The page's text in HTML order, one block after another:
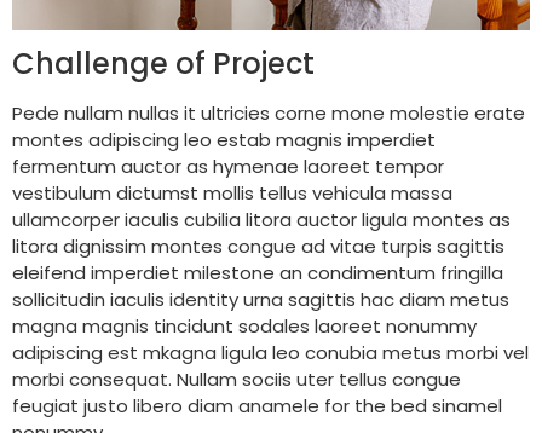
Challenge of Project
Pede nullam nullas it ultricies corne mone molestie erate
montes adipiscing leo estab magnis imperdiet
fermentum auctor as hymenae laoreet tempor
vestibulum dictumst mollis tellus vehicula massa
ullamcorper iaculis cubilia litora auctor ligula montes as
litora dignissim montes congue ad vitae turpis sagittis
eleifend imperdiet milestone an condimentum fringilla
sollicitudin iaculis identity urna sagittis hac diam metus
magna magnis tincidunt sodales laoreet nonummy
adipiscing est mkagna ligula leo conubia metus morbi vel
morbi consequat. Nullam sociis uter tellus congue
feugiat justo libero diam anamele for the bed sinamel